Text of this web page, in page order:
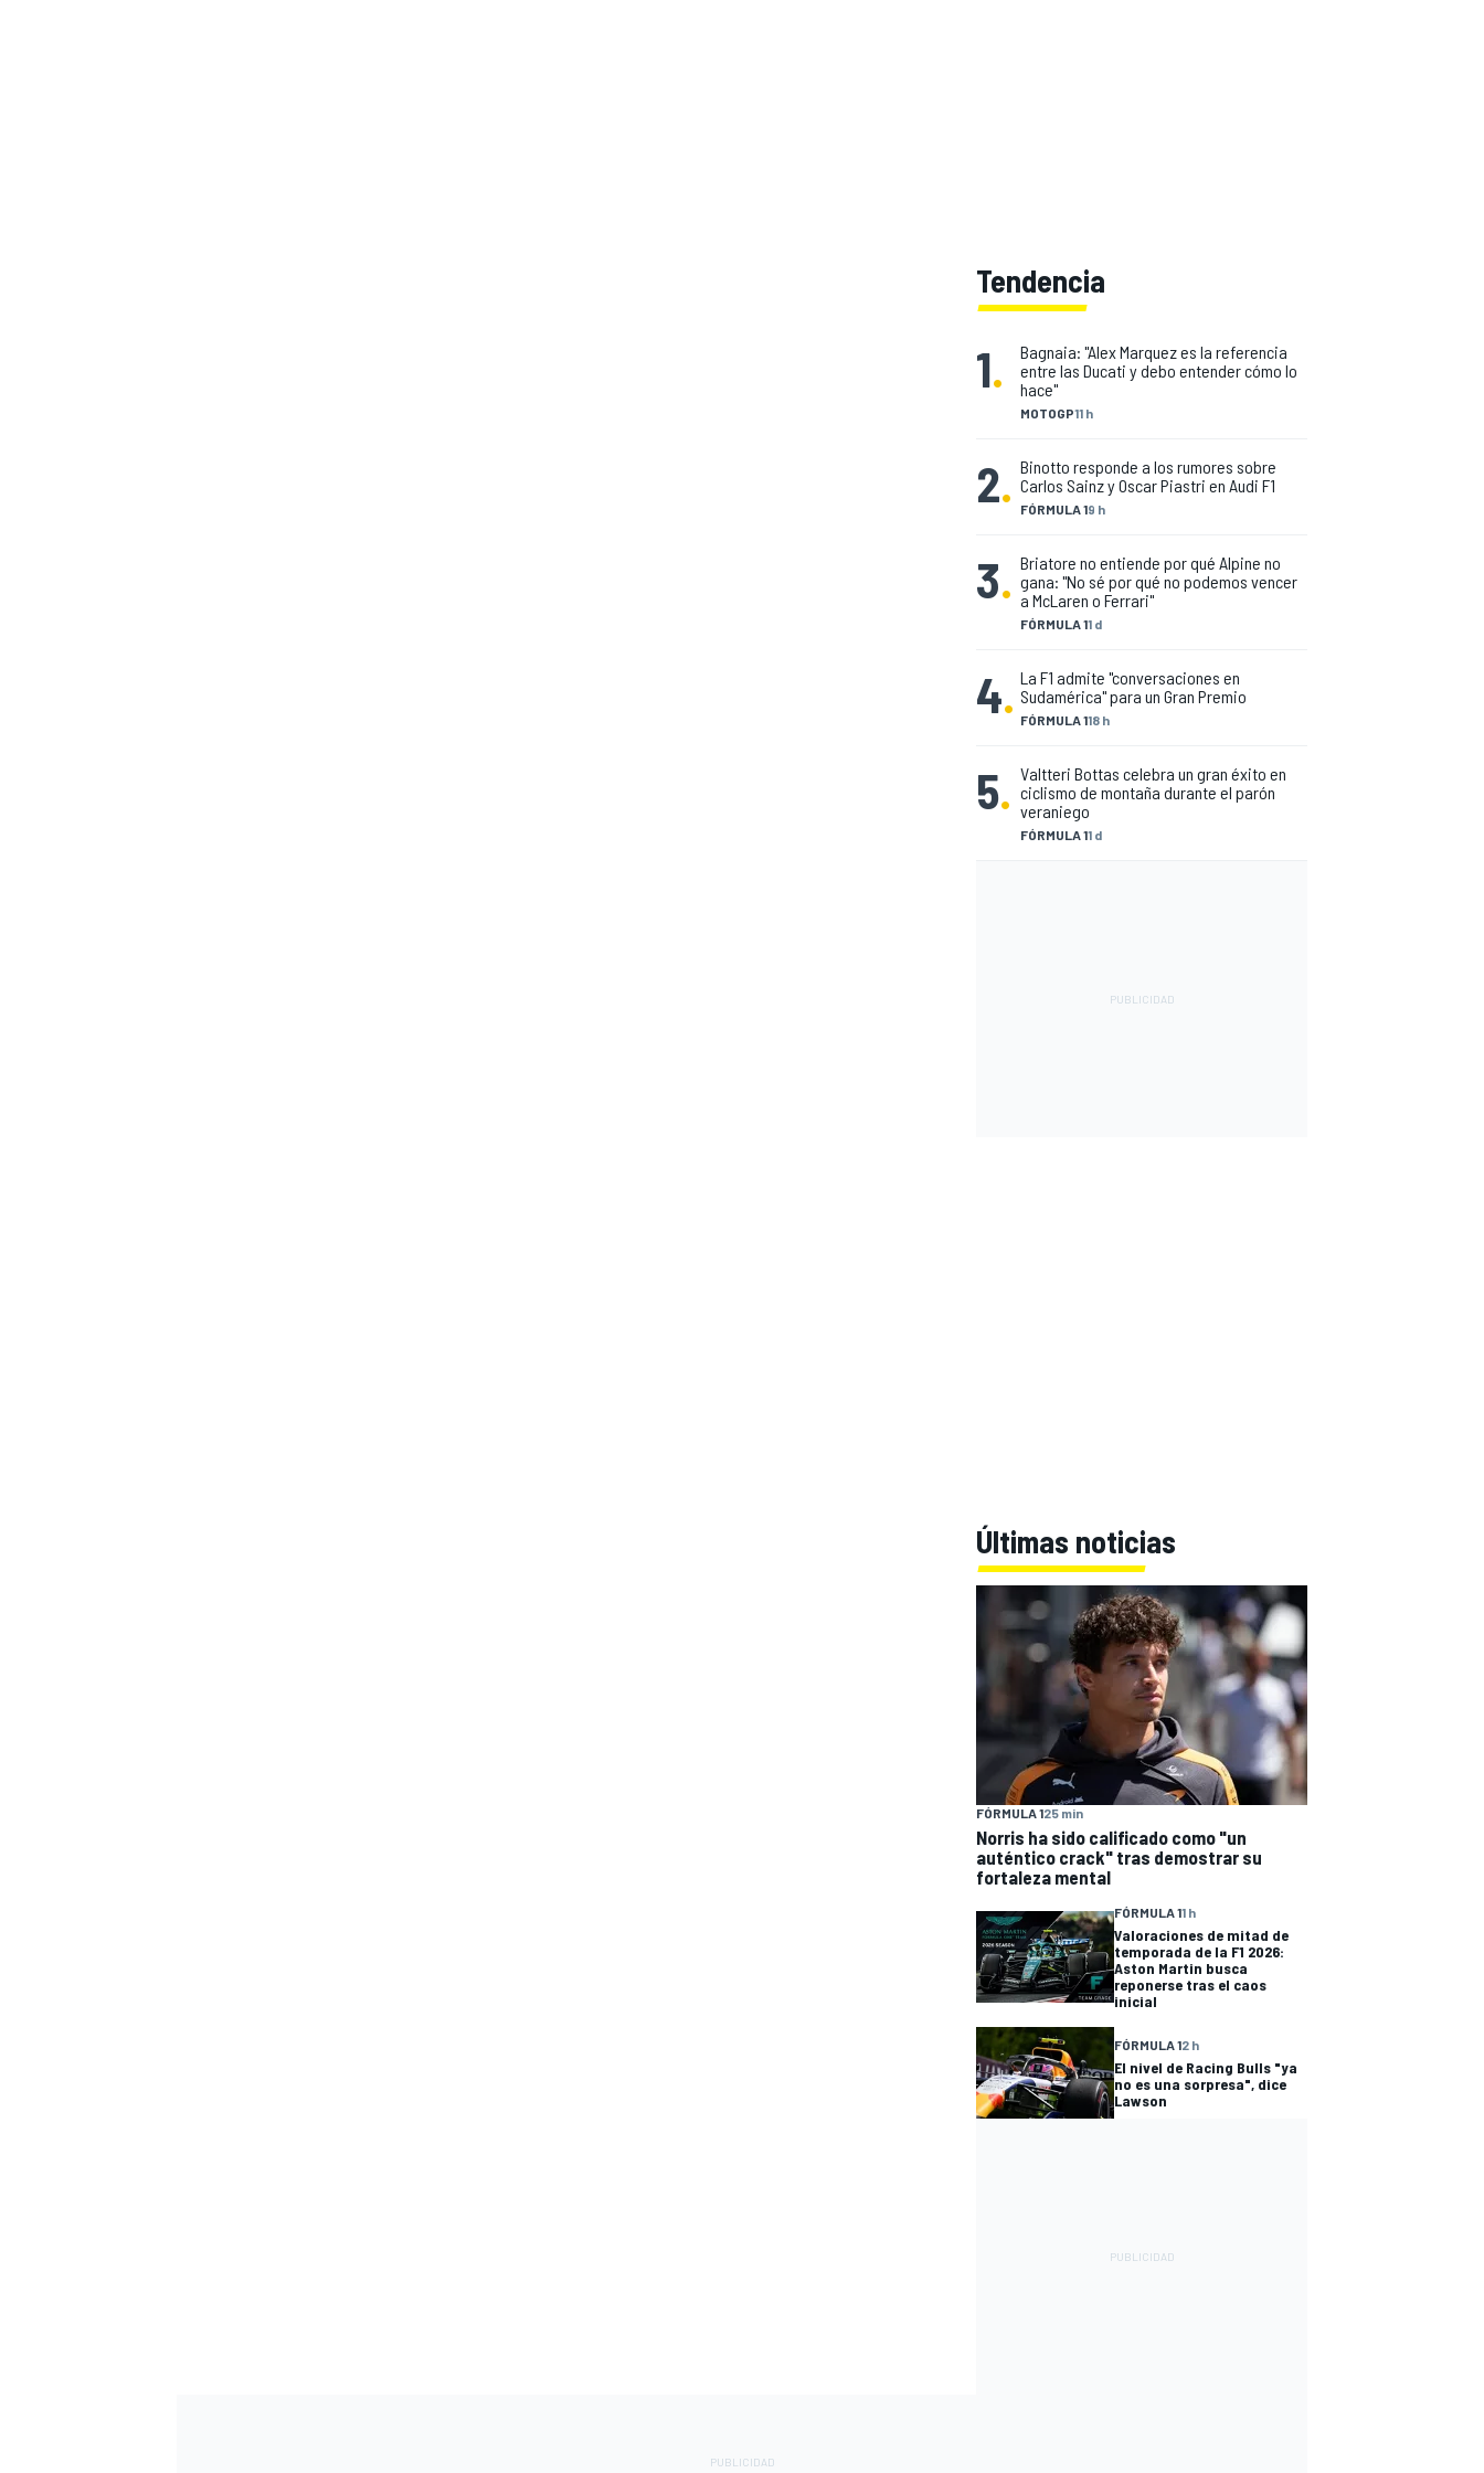
Tendencia
1.
MOTOGP11 h
Bagnaia: "Alex Marquez es la referencia
entre las Ducati y debo entender cómo lo
hace"
2. FÓRMULA 19 h
Binotto responde a los rumores sobre
Carlos Sainz y Oscar Piastri en Audi F1
3.
FÓRMULA 11 d
Briatore no entiende por qué Alpine no
gana: "No sé por qué no podemos vencer
a McLaren o Ferrari"
4. FÓRMULA 118 h
La F1 admite "conversaciones en
Sudamérica" para un Gran Premio
5.
FÓRMULA 11 d
Valtteri Bottas celebra un gran éxito en
ciclismo de montaña durante el parón
veraniego
Últimas noticias
FÓRMULA 125 min
Norris ha sido calificado como "un
auténtico crack" tras demostrar su
fortaleza mental
FÓRMULA 11 h
Valoraciones de mitad de
temporada de la F1 2026:
Aston Martin busca
reponerse tras el caos
inicial
FÓRMULA 12 h
El nivel de Racing Bulls "ya
no es una sorpresa", dice
Lawson